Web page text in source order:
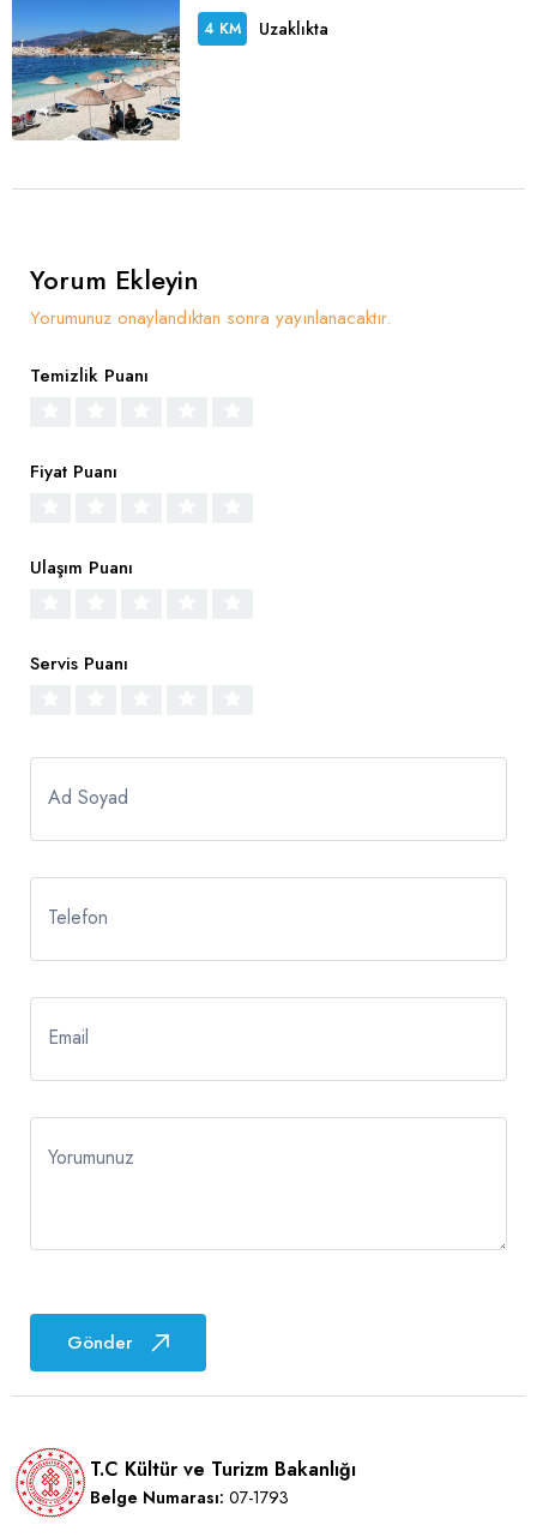
4 KM Uzaklıkta
Yorum Ekleyin
Yorumunuz onaylandıktan sonra yayınlanacaktır.
Temizlik Puanı
Fiyat Puanı
Ulaşım Puanı
Servis Puanı
Ad Soyad
Telefon
Email
Yorumunuz
Gönder
T.C Kültür ve Turizm Bakanlığı
Belge Numarası: 07-1793